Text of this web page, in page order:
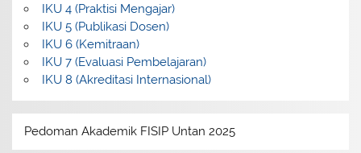
IKU 4 (Praktisi Mengajar)
IKU 5 (Publikasi Dosen)
IKU 6 (Kemitraan)
IKU 7 (Evaluasi Pembelajaran)
IKU 8 (Akreditasi Internasional)
Pedoman Akademik FISIP Untan 2025